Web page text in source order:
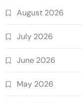
August 2026
July 2026
June 2026
May 2026